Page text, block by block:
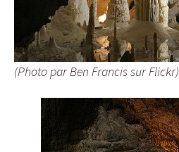
(Photo par Ben Francis sur Flickr)